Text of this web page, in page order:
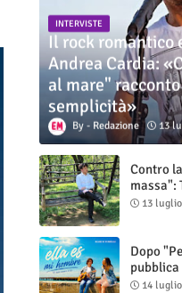
INTERVISTE
Il rock romantico
Andrea Cardia:
al mare"
semplicità»
Redazione 13
Contro
massa":
nuovo
13 luglio
Dopo
pubblica
(Il mio
14 luglio